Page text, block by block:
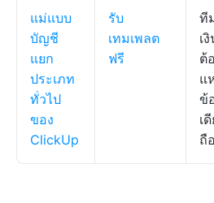
แม่แบบ
บัญชี
แยก
ประเภท
ทั่วไป
ของ
ClickUp
รับ
เทมเพลต
ฟรี
ที
เ
ต้
แ
ข้
เ
ถื